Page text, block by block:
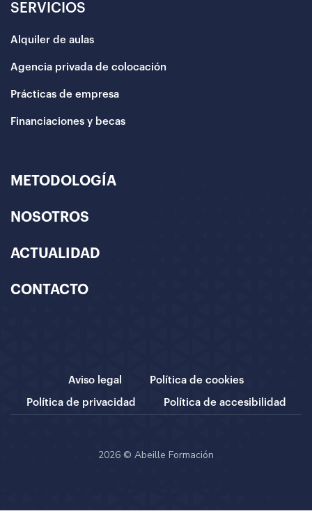
SERVICIOS
Alquiler de aulas
Agencia privada de colocación
Prácticas de empresa
Financiaciones y becas
METODOLOGÍA
NOSOTROS
ACTUALIDAD
CONTACTO
Aviso legal Política de cookies
Política de privacidad Política de accesibilidad
2026 © Abeille Formación